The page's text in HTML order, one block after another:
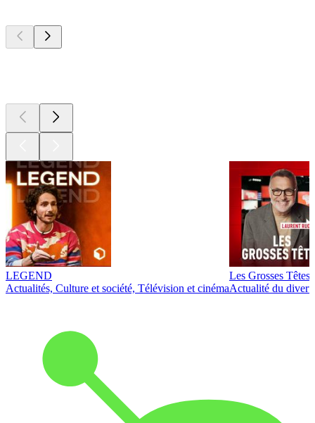
LEGEND
Actualités, Culture et société, Télévision et cinéma
Les Grosses Têtes
Actualité du